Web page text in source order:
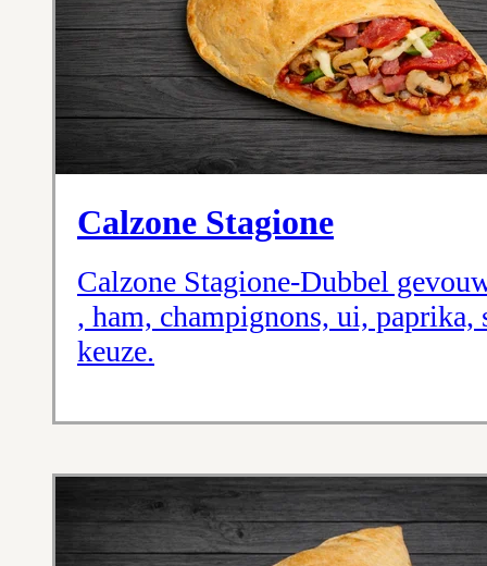
Calzone Stagione
Calzone Stagione-Dubbel
, ham, champignons, ui, paprika,
keuze.